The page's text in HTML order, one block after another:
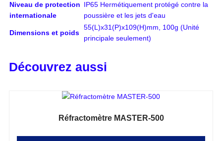
Niveau de protection
internationale
IP65 Hermétiquement protégé contre la
poussière et les jets d'eau
Dimensions et poids
55(L)x31(P)x109(H)mm, 100g (Unité
principale seulement)
Découvrez aussi
Réfractomètre MASTER-500